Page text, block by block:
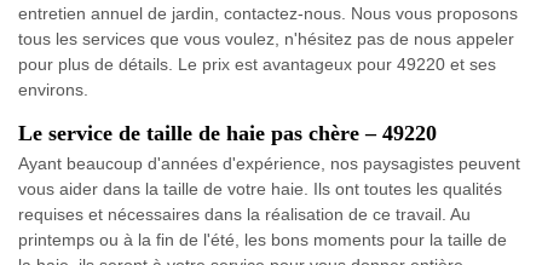
entretien annuel de jardin, contactez-nous. Nous vous proposons
tous les services que vous voulez, n'hésitez pas de nous appeler
pour plus de détails. Le prix est avantageux pour 49220 et ses
environs.
Le service de taille de haie pas chère – 49220
Ayant beaucoup d'années d'expérience, nos paysagistes peuvent
vous aider dans la taille de votre haie. Ils ont toutes les qualités
requises et nécessaires dans la réalisation de ce travail. Au
printemps ou à la fin de l'été, les bons moments pour la taille de